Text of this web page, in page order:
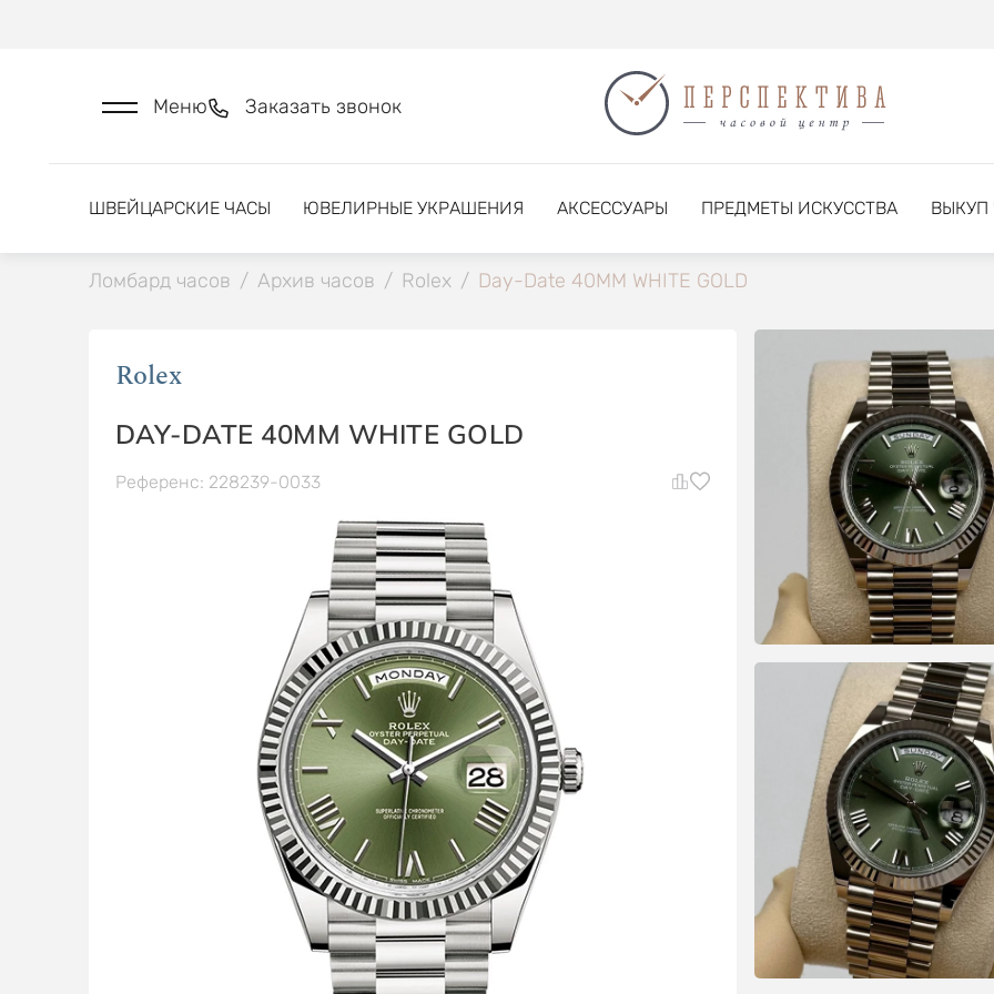
Меню Заказать звонок
ШВЕЙЦАРСКИЕ ЧАСЫ ЮВЕЛИРНЫЕ УКРАШЕНИЯ АКСЕССУАРЫ ПРЕДМЕТЫ ИСКУССТВА ВЫКУП
Ломбард часов / Архив часов / Rolex / Day-Date 40MM WHITE GOLD
Rolex
DAY-DATE 40MM WHITE GOLD
Референс: 228239-0033